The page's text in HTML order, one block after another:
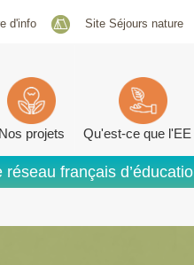
d'info Site Séjours nature
Nos projets Qu'est-ce que l'EE
réseau français